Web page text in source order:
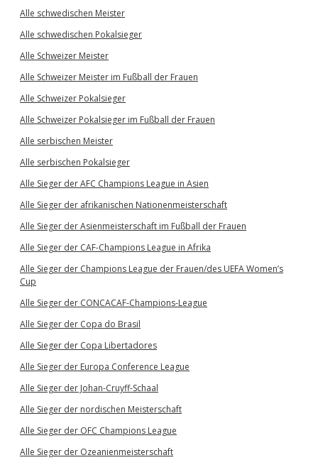
Alle schwedischen Meister
Alle schwedischen Pokalsieger
Alle Schweizer Meister
Alle Schweizer Meister im Fußball der Frauen
Alle Schweizer Pokalsieger
Alle Schweizer Pokalsieger im Fußball der Frauen
Alle serbischen Meister
Alle serbischen Pokalsieger
Alle Sieger der AFC Champions League in Asien
Alle Sieger der afrikanischen Nationenmeisterschaft
Alle Sieger der Asienmeisterschaft im Fußball der Frauen
Alle Sieger der CAF-Champions League in Afrika
Alle Sieger der Champions League der Frauen/des UEFA Women’s
Cup
Alle Sieger der CONCACAF-Champions-League
Alle Sieger der Copa do Brasil
Alle Sieger der Copa Libertadores
Alle Sieger der Europa Conference League
Alle Sieger der Johan-Cruyff-Schaal
Alle Sieger der nordischen Meisterschaft
Alle Sieger der OFC Champions League
Alle Sieger der Ozeanienmeisterschaft